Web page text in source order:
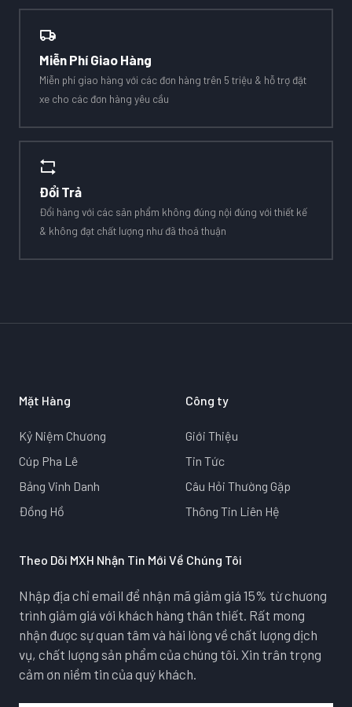
Miễn Phí Giao Hàng
Miễn phí giao hàng với các đơn hàng trên 5 triệu & hỗ trợ đặt
xe cho các đơn hàng yêu cầu
Đổi Trả
Đổi hàng với các sản phẩm không đúng nội đúng với thiết kế
& không đạt chất lượng như đã thoả thuận
Mặt Hàng
Kỷ Niệm Chương
Cúp Pha Lê
Bảng Vinh Danh
Đồng Hồ
Công ty
Giới Thiệu
Tin Tức
Câu Hỏi Thường Gặp
Thông Tin Liên Hệ
Theo Dõi MXH Nhận Tin Mới Về Chúng Tôi
Nhập địa chỉ email để nhận mã giảm giá 15% từ chương
trình giảm giá với khách hàng thân thiết. Rất mong
nhận được sự quan tâm và hài lòng về chất lượng dịch
vụ, chất lượng sản phẩm của chúng tôi. Xin trân trọng
cảm ơn niềm tin của quý khách.